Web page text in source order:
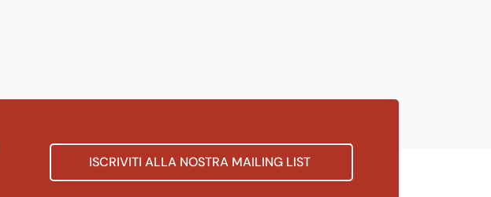
ISCRIVITI ALLA NOSTRA MAILING LIST